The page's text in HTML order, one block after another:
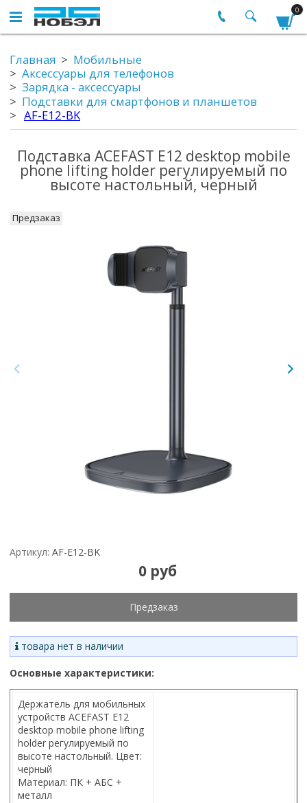
0
Главная
Мобильные
Аксессуары для телефонов
Зарядка - аксессуары
Подставки для смартфонов и планшетов
AF-E12-BK
Подставка ACEFAST E12 desktop mobile
phone lifting holder регулируемый по
высоте настольный, черный
Предзаказ
Артикул: AF-E12-BK
0 руб
Предзаказ
товара нет в наличии
Основные характеристики:
Держатель для мобильных
устройств ACEFAST E12
desktop mobile phone lifting
holder регулируемый по
высоте настольный. Цвет:
черный
Материал: ПК + АБС +
металл